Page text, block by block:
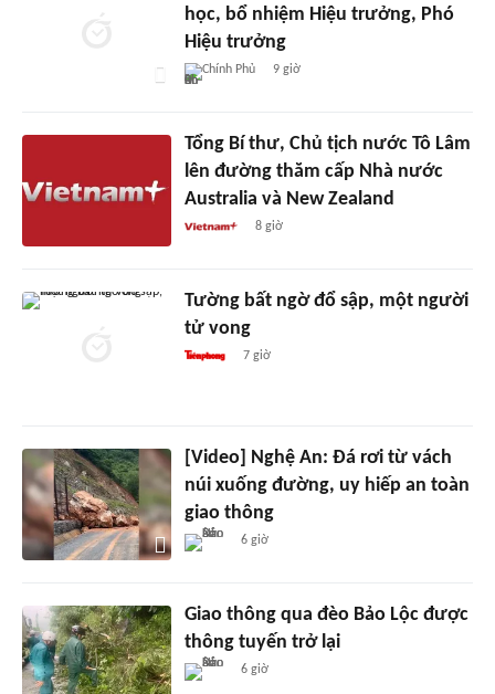
học, bổ nhiệm Hiệu trưởng, Phó
Hiệu trưởng
Chính Phủ 9 giờ
Tổng Bí thư, Chủ tịch nước Tô Lâm
lên đường thăm cấp Nhà nước
Australia và New Zealand
8 giờ
Tường bất ngờ đổ sập, một người
tử vong
7 giờ
[Video] Nghệ An: Đá rơi từ vách
núi xuống đường, uy hiếp an toàn
giao thông
6 giờ
Giao thông qua đèo Bảo Lộc được
thông tuyến trở lại
6 giờ